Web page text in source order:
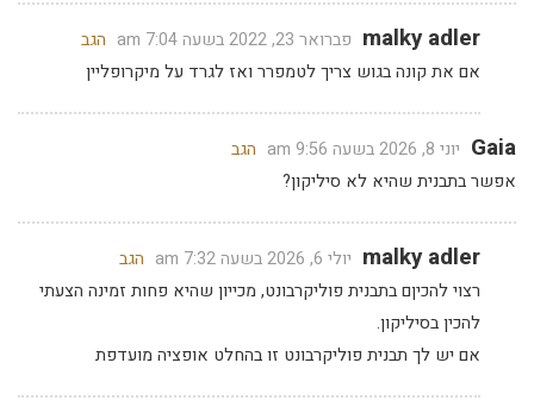
malky adler פברואר 23, 2022 בשעה 7:04 am
הגב
אם את קונה בגוש צריך לטמפרר ואז לגרד על מיקרופליין
Gaia יוני 8, 2026 בשעה 9:56 am
הגב
אפשר בתבנית שהיא לא סיליקון?
malky adler יולי 6, 2026 בשעה 7:32 am
הגב
רצוי להכיןם בתבנית פוליקרבונט, מכייון שהיא פחות זמינה הצעתי
להכין בסיליקון.
אם יש לך תבנית פוליקרבונט זו בהחלט אופציה מועדפת